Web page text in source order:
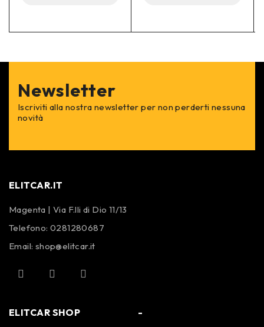
Newsletter
Iscriviti alla nostra newsletter per non perderti nessuna
novità
ELITCAR.IT
Magenta | Via F.lli di Dio 11/13
Telefono:0281280687
Email: shop@elitcar.it
ELITCAR SHOP -